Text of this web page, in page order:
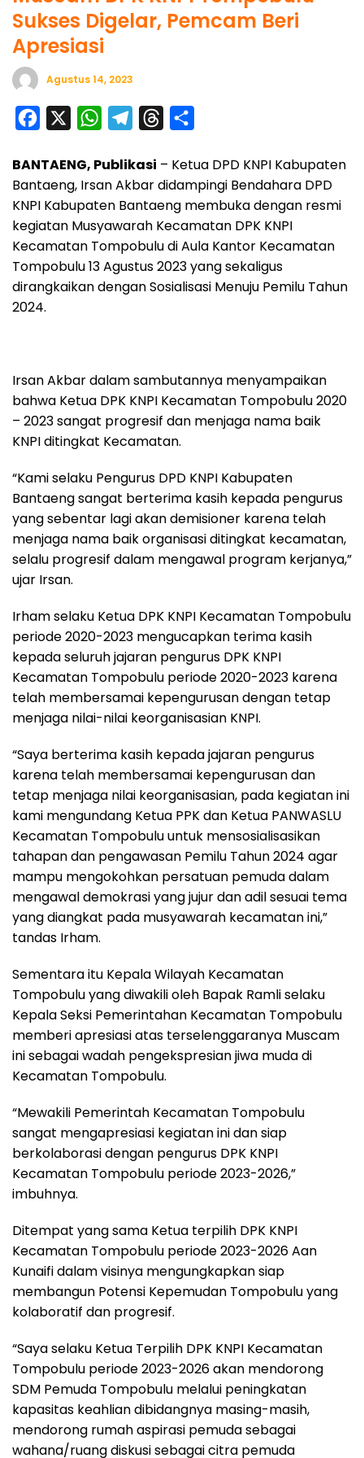
Sukses Digelar, Pemcam Beri
Apresiasi
Agustus 14, 2023
c
e
b
o
o
k
W
a
t
s
A
p
p
l
e
g
r
a
m
r
e
a
d
s
a
r
e
BANTAENG, Publikasi – Ketua DPD KNPI Kabupaten
Bantaeng, Irsan Akbar didampingi Bendahara DPD
KNPI Kabupaten Bantaeng membuka dengan resmi
kegiatan Musyawarah Kecamatan DPK KNPI
Kecamatan Tompobulu di Aula Kantor Kecamatan
Tompobulu 13 Agustus 2023 yang sekaligus
dirangkaikan dengan Sosialisasi Menuju Pemilu Tahun
2024.
Irsan Akbar dalam sambutannya menyampaikan
bahwa Ketua DPK KNPI Kecamatan Tompobulu 2020
– 2023 sangat progresif dan menjaga nama baik
KNPI ditingkat Kecamatan.
“Kami selaku Pengurus DPD KNPI Kabupaten
Bantaeng sangat berterima kasih kepada pengurus
yang sebentar lagi akan demisioner karena telah
menjaga nama baik organisasi ditingkat kecamatan,
selalu progresif dalam mengawal program kerjanya,”
ujar Irsan.
Irham selaku Ketua DPK KNPI Kecamatan Tompobulu
periode 2020-2023 mengucapkan terima kasih
kepada seluruh jajaran pengurus DPK KNPI
Kecamatan Tompobulu periode 2020-2023 karena
telah membersamai kepengurusan dengan tetap
menjaga nilai-nilai keorganisasian KNPI.
“Saya berterima kasih kepada jajaran pengurus
karena telah membersamai kepengurusan dan
tetap menjaga nilai keorganisasian, pada kegiatan ini
kami mengundang Ketua PPK dan Ketua PANWASLU
Kecamatan Tompobulu untuk mensosialisasikan
tahapan dan pengawasan Pemilu Tahun 2024 agar
mampu mengokohkan persatuan pemuda dalam
mengawal demokrasi yang jujur dan adil sesuai tema
yang diangkat pada musyawarah kecamatan ini,”
tandas Irham.
Sementara itu Kepala Wilayah Kecamatan
Tompobulu yang diwakili oleh Bapak Ramli selaku
Kepala Seksi Pemerintahan Kecamatan Tompobulu
memberi apresiasi atas terselenggaranya Muscam
ini sebagai wadah pengekspresian jiwa muda di
Kecamatan Tompobulu.
“Mewakili Pemerintah Kecamatan Tompobulu
sangat mengapresiasi kegiatan ini dan siap
berkolaborasi dengan pengurus DPK KNPI
Kecamatan Tompobulu periode 2023-2026,”
imbuhnya.
Ditempat yang sama Ketua terpilih DPK KNPI
Kecamatan Tompobulu periode 2023-2026 Aan
Kunaifi dalam visinya mengungkapkan siap
membangun Potensi Kepemudan Tompobulu yang
kolaboratif dan progresif.
“Saya selaku Ketua Terpilih DPK KNPI Kecamatan
Tompobulu periode 2023-2026 akan mendorong
SDM Pemuda Tompobulu melalui peningkatan
kapasitas keahlian dibidangnya masing-masih,
mendorong rumah aspirasi pemuda sebagai
wahana/ruang diskusi sebagai citra pemuda